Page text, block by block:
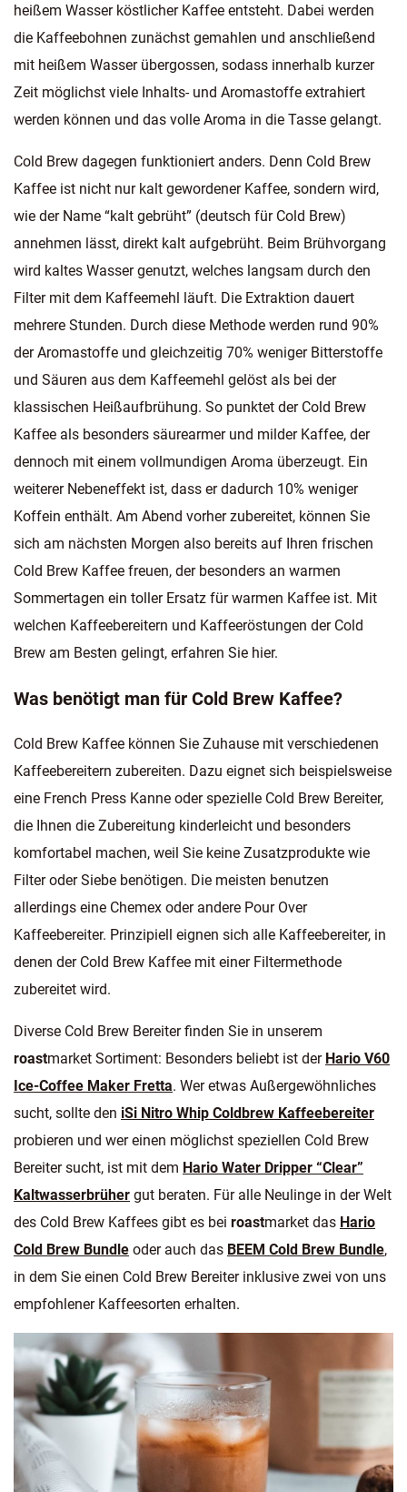
heißem Wasser köstlicher Kaffee entsteht. Dabei werden
die Kaffeebohnen zunächst gemahlen und anschließend
mit heißem Wasser übergossen, sodass innerhalb kurzer
Zeit möglichst viele Inhalts- und Aromastoffe extrahiert
werden können und das volle Aroma in die Tasse gelangt.
Cold Brew dagegen funktioniert anders. Denn Cold Brew
Kaffee ist nicht nur kalt gewordener Kaffee, sondern wird,
wie der Name “kalt gebrüht” (deutsch für Cold Brew)
annehmen lässt, direkt kalt aufgebrüht. Beim Brühvorgang
wird kaltes Wasser genutzt, welches langsam durch den
Filter mit dem Kaffeemehl läuft. Die Extraktion dauert
mehrere Stunden. Durch diese Methode werden rund 90%
der Aromastoffe und gleichzeitig 70% weniger Bitterstoffe
und Säuren aus dem Kaffeemehl gelöst als bei der
klassischen Heißaufbrühung. So punktet der Cold Brew
Kaffee als besonders säurearmer und milder Kaffee, der
dennoch mit einem vollmundigen Aroma überzeugt. Ein
weiterer Nebeneffekt ist, dass er dadurch 10% weniger
Koffein enthält. Am Abend vorher zubereitet, können Sie
sich am nächsten Morgen also bereits auf Ihren frischen
Cold Brew Kaffee freuen, der besonders an warmen
Sommertagen ein toller Ersatz für warmen Kaffee ist. Mit
welchen Kaffeebereitern und Kaffeeröstungen der Cold
Brew am Besten gelingt, erfahren Sie hier.
Was benötigt man für Cold Brew Kaffee?
Cold Brew Kaffee können Sie Zuhause mit verschiedenen
Kaffeebereitern zubereiten. Dazu eignet sich beispielsweise
eine French Press Kanne oder spezielle Cold Brew Bereiter,
die Ihnen die Zubereitung kinderleicht und besonders
komfortabel machen, weil Sie keine Zusatzprodukte wie
Filter oder Siebe benötigen. Die meisten benutzen
allerdings eine Chemex oder andere Pour Over
Kaffeebereiter. Prinzipiell eignen sich alle Kaffeebereiter, in
denen der Cold Brew Kaffee mit einer Filtermethode
zubereitet wird.
Diverse Cold Brew Bereiter finden Sie in unserem
roastmarket Sortiment: Besonders beliebt ist der Hario V60
Ice-Coffee Maker Fretta. Wer etwas Außergewöhnliches
sucht, sollte den iSi Nitro Whip Coldbrew Kaffeebereiter
probieren und wer einen möglichst speziellen Cold Brew
Bereiter sucht, ist mit dem Hario Water Dripper “Clear”
Kaltwasserbrüher gut beraten. Für alle Neulinge in der Welt
des Cold Brew Kaffees gibt es bei roastmarket das Hario
Cold Brew Bundle oder auch das BEEM Cold Brew Bundle,
in dem Sie einen Cold Brew Bereiter inklusive zwei von uns
empfohlener Kaffeesorten erhalten.